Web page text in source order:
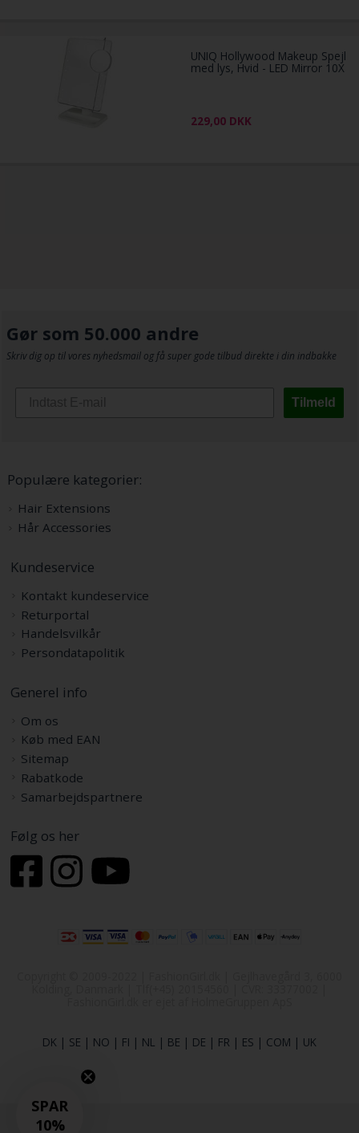
UNIQ Hollywood Makeup Spejl
med lys, Hvid - LED Mirror 10X
229,00 DKK
Gør som 50.000 andre
Skriv dig op til vores nyhedsmail og få super gode tilbud direkte i din indbakke
Tilmeld
Populære kategorier:
Hair Extensions
Hår Accessories
Kundeservice
Kontakt kundeservice
Returportal
Handelsvilkår
Persondatapolitik
Generel info
Om os
Køb med EAN
Sitemap
Rabatkode
Samarbejdspartnere
Følg os her
DK | SE | NO | FI | NL | BE | DE | FR | ES | COM | UK
SPAR
10%